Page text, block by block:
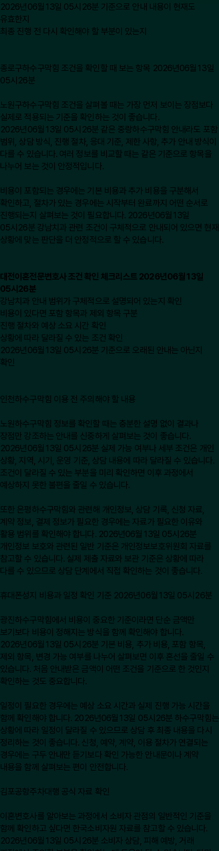
2026년06월13일 05시26분 기준으로 안내 내용이 현재도
유효한지
최종 진행 전 다시 확인해야 할 부분이 있는지
종로구하수구막힘 조건을 확인할 때 보는 항목 2026년06월13일
05시26분
노원구하수구막힘 조건을 살펴볼 때는 가장 먼저 보이는 장점보다
실제로 적용되는 기준을 확인하는 것이 좋습니다.
2026년06월13일 05시26분 같은 중랑하수구막힘 안내라도 포함
범위, 상담 방식, 진행 절차, 응대 기준, 제한 사항, 추가 안내 방식이
다를 수 있습니다. 여러 정보를 비교할 때는 같은 기준으로 항목을
나누어 보는 것이 안정적입니다.
비용이 포함되는 경우에는 기본 비용과 추가 비용을 구분해서
확인하고, 절차가 있는 경우에는 시작부터 완료까지 어떤 순서로
진행되는지 살펴보는 것이 필요합니다. 2026년06월13일
05시26분 강남치과 관련 조건이 구체적으로 안내되어 있으면 현재
상황에 맞는 판단을 더 안정적으로 할 수 있습니다.
대전이혼전문변호사 조건 확인 체크리스트 2026년06월13일
05시26분
강남치과 안내 범위가 구체적으로 설명되어 있는지 확인
비용이 있다면 포함 항목과 제외 항목 구분
진행 절차와 예상 소요 시간 확인
상황에 따라 달라질 수 있는 조건 확인
2026년06월13일 05시26분 기준으로 오래된 안내는 아닌지
확인
인천하수구막힘 이용 전 주의해야 할 내용
노원하수구막힘 정보를 확인할 때는 충분한 설명 없이 결과나
장점만 강조하는 안내를 신중하게 살펴보는 것이 좋습니다.
2026년06월13일 05시26분 실제 가능 여부나 세부 조건은 개인
상황, 지역, 시기, 운영 기준, 상담 내용에 따라 달라질 수 있습니다.
조건이 달라질 수 있는 부분을 미리 확인하면 이후 과정에서
예상하지 못한 불편을 줄일 수 있습니다.
또한 은평하수구막힘와 관련해 개인정보, 상담 기록, 신청 자료,
계약 정보, 결제 정보가 필요한 경우에는 자료가 필요한 이유와
활용 범위를 확인해야 합니다. 2026년06월13일 05시26분
개인정보 보호와 관련된 일반 기준은 개인정보보호위원회 자료를
참고할 수 있습니다. 실제 제출 자료와 보관 기준은 상황에 따라
다를 수 있으므로 상담 단계에서 직접 확인하는 것이 좋습니다.
휴대폰성지 비용과 일정 확인 기준 2026년06월13일 05시26분
광진하수구막힘에서 비용이 중요한 기준이라면 단순 금액만
보기보다 비용이 정해지는 방식을 함께 확인해야 합니다.
2026년06월13일 05시26분 기본 비용, 추가 비용, 포함 항목,
제외 항목, 변경 가능 여부를 나누어 살펴보면 이후 혼선을 줄일 수
있습니다. 처음 안내받은 금액이 어떤 조건을 기준으로 한 것인지
확인하는 것도 중요합니다.
일정이 필요한 경우에는 예상 소요 시간과 실제 진행 가능 시간을
함께 확인해야 합니다. 2026년06월13일 05시26분 하수구막힘는
상황에 따라 일정이 달라질 수 있으므로 상담 후 최종 내용을 다시
정리하는 것이 좋습니다. 신청, 예약, 계약, 이용 절차가 연결되는
경우에는 구두 안내만 듣기보다 확인 가능한 안내문이나 계약
내용을 함께 살펴보는 편이 안전합니다.
김포공항주차대행 공식 자료 확인
이혼변호사를 알아보는 과정에서 소비자 관점의 일반적인 기준을
함께 확인하고 싶다면 한국소비자원 자료를 참고할 수 있습니다.
2026년06월13일 05시26분 소비자 상담, 피해 예방, 거래